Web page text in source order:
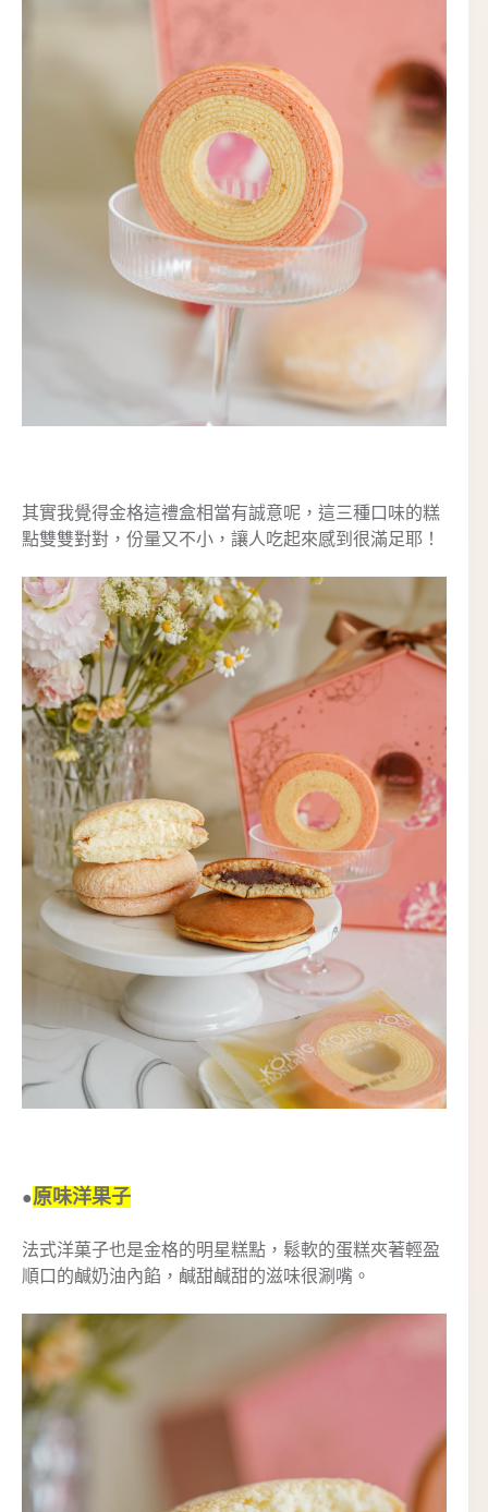
其實我覺得金格這禮盒相當有誠意呢，這三種口味的糕
點雙雙對對，份量又不小，讓人吃起來感到很滿足耶！
●原味洋果子
法式洋菓子也是金格的明星糕點，鬆軟的蛋糕夾著輕盈
順口的鹹奶油內餡，鹹甜鹹甜的滋味很涮嘴。